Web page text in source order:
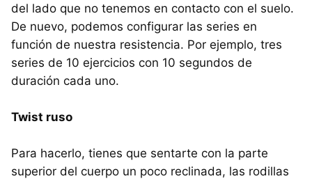
del lado que no tenemos en contacto con el suelo.
De nuevo, podemos configurar las series en
función de nuestra resistencia. Por ejemplo, tres
series de 10 ejercicios con 10 segundos de
duración cada uno.
Twist ruso
Para hacerlo, tienes que sentarte con la parte
superior del cuerpo un poco reclinada, las rodillas